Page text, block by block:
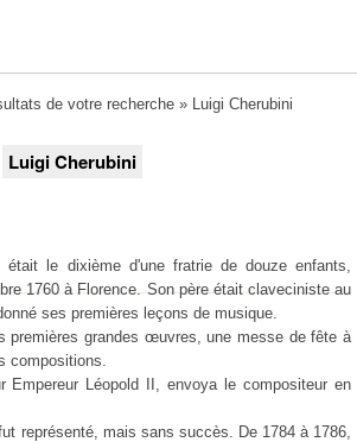
de votre recherche » Luigi Cherubini
Luigi Cherubini
était le dixième d'une fratrie de douze enfants,
1760 à Florence. Son père était claveciniste au
ses premières leçons de musique.
premières grandes œuvres, une messe de fête à
compositions.
Empereur Léopold II, envoya le compositeur en
représenté, mais sans succès. De 1784 à 1786,